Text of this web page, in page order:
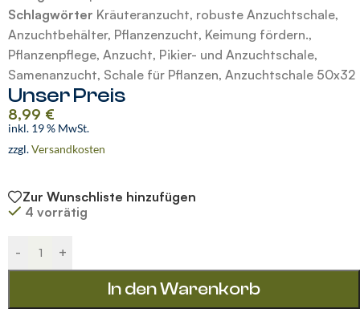
Schlagwörter Kräuteranzucht, robuste Anzuchtschale,
Anzuchtbehälter, Pflanzenzucht, Keimung fördern.,
Pflanzenpflege, Anzucht, Pikier- und Anzuchtschale,
Samenanzucht, Schale für Pflanzen, Anzuchtschale 50x32
Unser Preis
8,99 €
inkl. 19 % MwSt.
zzgl.Versandkosten
Zur Wunschliste hinzufügen
4 vorrätig
- +
In den Warenkorb
Alternative: